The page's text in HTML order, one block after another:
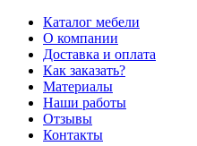
Каталог мебели
О компании
Доставка и оплата
Как заказать?
Материалы
Наши работы
Отзывы
Контакты